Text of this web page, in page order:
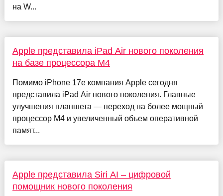
на W...
Apple представила iPad Air нового поколения
на базе процессора M4
Помимо iPhone 17e компания Apple сегодня
представила iPad Air нового поколения. Главные
улучшения планшета — переход на более мощный
процессор M4 и увеличенный объем оперативной
памят...
Apple представила Siri AI – цифровой
помощник нового поколения